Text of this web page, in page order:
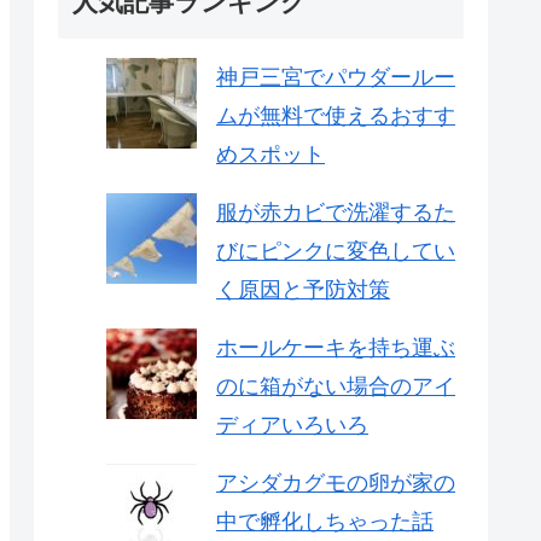
神戸三宮でパウダールー
ムが無料で使えるおすす
めスポット
服が赤カビで洗濯するた
びにピンクに変色してい
く原因と予防対策
ホールケーキを持ち運ぶ
のに箱がない場合のアイ
ディアいろいろ
アシダカグモの卵が家の
中で孵化しちゃった話